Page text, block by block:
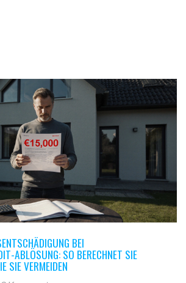
BEI
ABLÖSUNG: SO BERECHNET SIE
SIE VERMEIDEN